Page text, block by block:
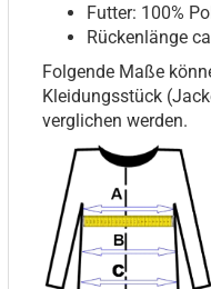
Futter: 100%
Rückenlänge
Folgende Maße
Kleidungsstück
verglichen werden.